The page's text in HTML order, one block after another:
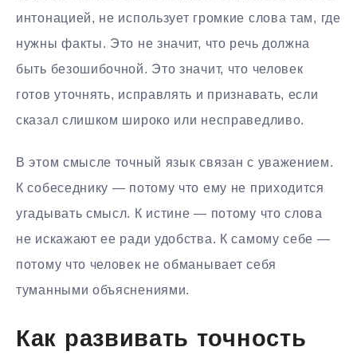
интонацией, не использует громкие слова там, где
нужны факты. Это не значит, что речь должна
быть безошибочной. Это значит, что человек
готов уточнять, исправлять и признавать, если
сказал слишком широко или несправедливо.
В этом смысле точный язык связан с уважением.
К собеседнику — потому что ему не приходится
угадывать смысл. К истине — потому что слова
не искажают ее ради удобства. К самому себе —
потому что человек не обманывает себя
туманными объяснениями.
Как развивать точность